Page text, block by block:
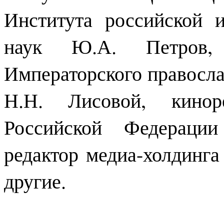
Института российской
наук Ю.А. Петров,
Императорского
Н.Н. Лисовой,
Российской
редактор медиа-
другие.